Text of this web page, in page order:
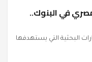
في البنوك..
البحثية التي يستهدفها